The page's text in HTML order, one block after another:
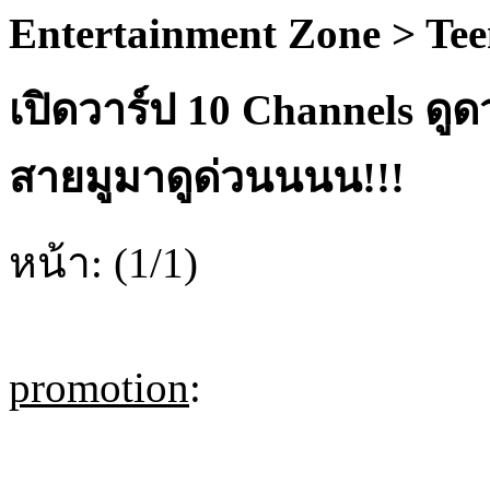
Entertainment Zone >
เปิดวาร์ป 10 Channels ดู
สายมูมาดูด่วนนนน!!!
หน้า: (1/1)
promotion: